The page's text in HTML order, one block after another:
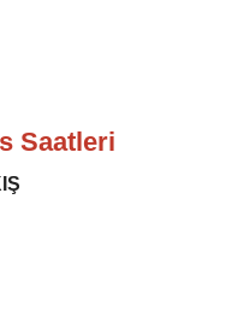
Saatleri